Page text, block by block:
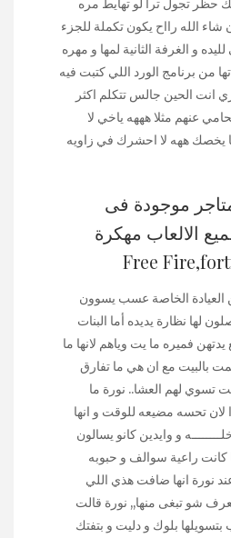
حظر تجول ترا لو تهايط مره
شاء الله رااح يكون تكملة للجزء
و الغرفة الثانية لمها و مهره
من برنامج الورد اللي كتبت فيه
انت الحين جالس تتكلم اكثر
عنهم مثلا هههه ياخي لا
ههه لا احشرك في زاويه
افضل 5 متاجر موجودة فى
الالعاب مهكرة
العيادة الخاصة عسب يسوون
لها نظارة يديده أما البنات
يدتهن فميره ما يت وياهم لانها ما
بالبيت مع ان هي ما تفارق
تسوي لهم العشا.. نورة ما
تحسه مضيعه للوقت و انها
و وايدين كانو يسالون
راعية سوالف و حبوبه
نورة انها ضافت هذي اللي
شو تبغى منها,, نورة قالت
بلوك و دليت و بتفتك